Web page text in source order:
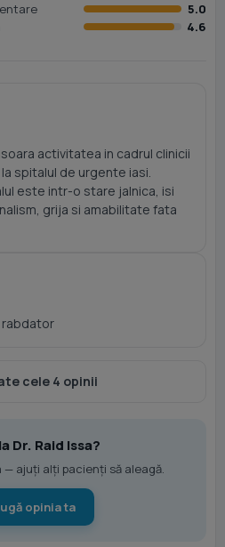
5.0
4.6
activitatea in cadrul clinicii
spitalul de urgente iasi.
este intr-o stare jalnica, isi
grija si amabilitate fata
rabdator
cele 4 opinii
Dr. Raid Issa?
— ajuți alți pacienți să aleagă.
opinia ta